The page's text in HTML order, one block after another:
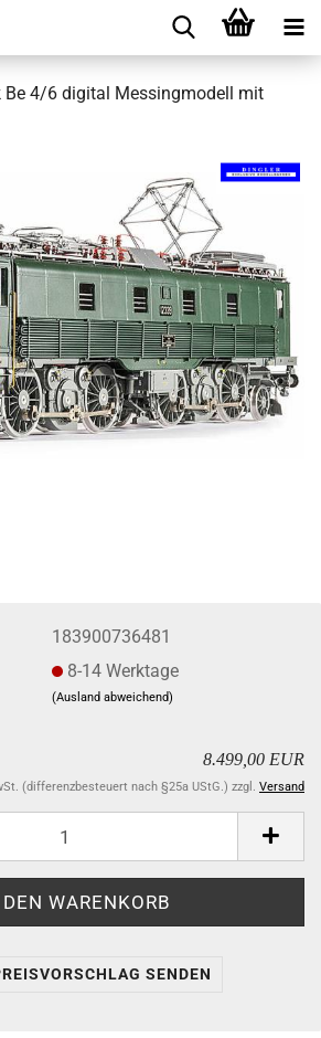
Be 4/6 di­gi­tal Mes­sing­mo­dell mit
183900736481
8-14 Werktage
(Ausland abweichend)
8.499,00 EUR
(differenzbesteuert nach §25a UStG.) zzgl. Versand
SENDEN